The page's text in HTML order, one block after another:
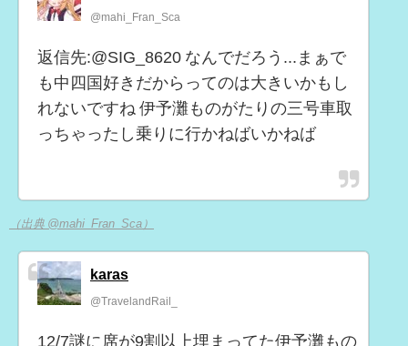
@mahi_Fran_Sca
返信先:@SIG_8620 なんでだろう...まぁで
も中四国好きだからってのは大きいかもし
れないですね 伊予灘ものがたりの三号車取
っちゃったし乗りに行かねばいかねば
（出典 @mahi_Fran_Sca）
karas
@TravelandRail_
12/7謎に席が9割以上埋まってた伊予灘もの